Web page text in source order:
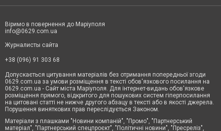
Віримо в повернення до Маріуполя
info@0629.com.ua
Журналисты сайта
+38 (096) 91 303 68
Допускається цитування матеріалів без отримання попередньої згоди
0629.com.ua за умови розміщення в тексті обов'язкового посилання на
0629.com.ua - Сайт міста Маріуполя. Для інтернет-видань обов'язкове
розміщення прямого, відкритого для пошукових систем гіперпосилання
на цитовані статті не нижче другого абзацу в тексті або в якості джерела.
Порушення виняткових прав переслідується Законом.
Матеріали з плашками "Новини компаній", "Промо", "Партнерський
матеріал", "Партнерський спецпроєкт", "Політичні новини", "Пресреліз",